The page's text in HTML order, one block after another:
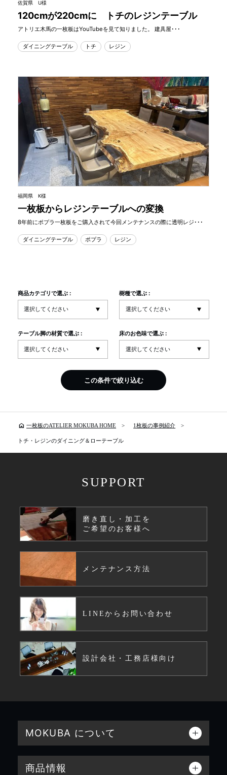
佐賀県 U様
120cmが220cmに トチのレジンテーブル
アトリエ木馬の一枚板はYouTubeを見て知りました。 建具屋･･･
ダイニングテーブル トチ レジン
福岡県 K様
一枚板からレジンテーブルへの変換
8年前にポプラ一枚板をご購入されて今回メンテナンスの際に透明レジ･･･
ダイニングテーブル ポプラ レジン
商品カテゴリで選ぶ : 樹種で選ぶ :
テーブル脚の材質で選ぶ : 床のお色味で選ぶ :
この条件で絞り込む
home 一枚板のATELIER MOKUBA HOME 1枚板の事例紹介
トチ・レジンのダイニング＆ローテーブル
SUPPORT
磨き直し・加工を
ご希望のお客様へ
メンテナンス方法
LINEからお問い合わせ
設計会社・工務店様向け
MOKUBA について
商品情報